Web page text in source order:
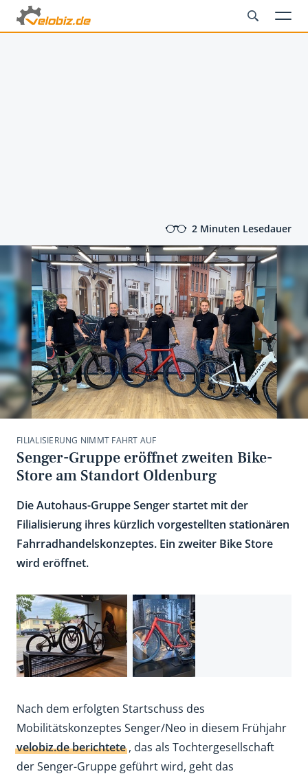
2 Minuten Lesedauer
FILIALISIERUNG NIMMT FAHRT AUF
Senger-Gruppe eröffnet zweiten Bike-
Store am Standort Oldenburg
Die Autohaus-Gruppe Senger startet mit der
Filialisierung ihres kürzlich vorgestellten stationären
Fahrradhandelskonzeptes. Ein zweiter Bike Store
wird eröffnet.
Nach dem erfolgten Startschuss des
Mobilitätskonzeptes Senger/Neo in diesem Frühjahr
velobiz.de berichtete, das als Tochtergesellschaft
der Senger-Gruppe geführt wird, geht das